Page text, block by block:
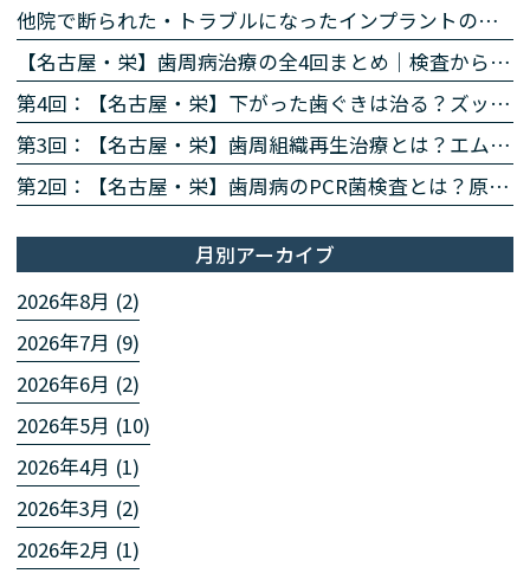
他院で断られた・トラブルになったインプラントのご相談
【名古屋・栄】歯周病治療の全4回まとめ｜検査から再生治療・歯肉退縮まで専門医が解説
第4回：【名古屋・栄】下がった歯ぐきは治る？ズッケリー法で歯肉退縮を改善する再生治療
第3回：【名古屋・栄】歯周組織再生治療とは？エムドゲイン・リグロスで歯を残す方法を専門医が解説
第2回：【名古屋・栄】歯周病のPCR菌検査とは？原因菌を見える化する4ステップを専門医が解説
月別アーカイブ
2026年8月 (2)
2026年7月 (9)
2026年6月 (2)
2026年5月 (10)
2026年4月 (1)
2026年3月 (2)
2026年2月 (1)